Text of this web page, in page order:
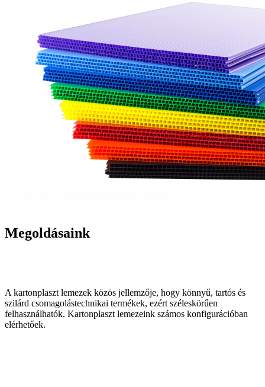
Megoldásaink
A kartonplaszt lemezek közös jellemzője, hogy könnyű, tartós és
szilárd csomagolástechnikai termékek, ezért széleskörűen
felhasználhatók. Kartonplaszt lemezeink számos konfigurációban
elérhetőek.